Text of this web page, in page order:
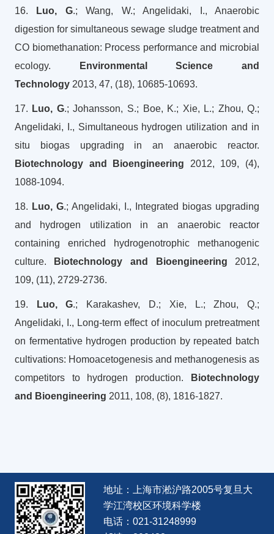
16. Luo, G.; Wang, W.; Angelidaki, I., Anaerobic
digestion for simultaneous sewage sludge treatment and
CO biomethanation: Process performance and microbial
ecology. Environmental Science and
Technology2013, 47, (18), 10685-10693.
17. Luo, G.; Johansson, S.; Boe, K.; Xie, L.; Zhou, Q.;
Angelidaki, I., Simultaneous hydrogen utilization and in
situ biogas upgrading in an anaerobic reactor.
Biotechnology and Bioengineering 2012, 109, (4),
1088-1094.
18. Luo, G.; Angelidaki, I., Integrated biogas upgrading
and hydrogen utilization in an anaerobic reactor
containing enriched hydrogenotrophic methanogenic
culture.
Biotechnology and Bioengineering 2012,
109, (11), 2729-2736.
19. Luo, G.; Karakashev, D.; Xie, L.; Zhou, Q.;
Angelidaki, I., Long-term effect of inoculum pretreatment
on fermentative hydrogen production by repeated batch
cultivations: Homoacetogenesis and methanogenesis as
competitors to hydrogen production.
Biotechnology
and Bioengineering 2011, 108, (8), 1816-1827.
地址：上海市淞沪路2005号复旦大
学江湾校区环境科学楼
电话：021-31248999